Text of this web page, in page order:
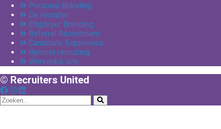
Personal Branding
De recruiter
Employer Branding
Referral Recruitment
Candidate Experience
Remote recruiting
Werkenbij-site
© Recruiters United